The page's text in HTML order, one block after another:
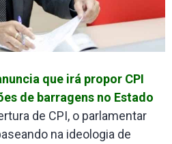
que irá propor CPI
de barragens no Estado
de CPI, o parlamentar
na ideologia de